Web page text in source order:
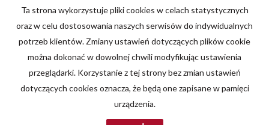
Domy na wynajem
Lokale na wynajem
Obiektyna wynajem
Mieszkaniana sprzedaż
Domyna sprzedaż
Działki
na sprzedaż
Lokale
Ta strona wykorzystuje pliki cookies w celach statystycznych
oraz w celu dostosowania naszych serwisów do indywidualnych
potrzeb klientów. Zmiany ustawień dotyczących plików cookie
można dokonać w dowolnej chwili modyfikując ustawienia
przeglądarki. Korzystanie z tej strony bez zmian ustawień
dotyczących cookies oznacza, że będą one zapisane w pamięci
urządzenia.